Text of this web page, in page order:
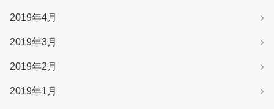
2019年4月
2019年3月
2019年2月
2019年1月